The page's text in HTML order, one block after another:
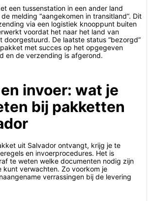
een tussenstation in een ander land
melding “aangekomen in transitland”. Dit
via een logistiek knooppunt buiten
voordat het naar het land van
doorgestuurd. De laatste status “bezorgd”
met succes op het opgegeven
en de verzending is afgerond.
invoer: wat je
bij pakketten
uit Salvador ontvangt, krijg je te
en invoerprocedures. Het is
te weten welke documenten nodig zijn
kunt verwachten. Zo voorkom je
verrassingen bij de levering